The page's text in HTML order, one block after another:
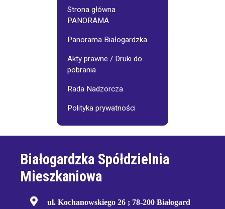
Strona główna
PANORAMA
Panorama Białogardzka
Akty prawne / Druki do
pobrania
Rada Nadzorcza
Polityka prywatności
Białogardzka Spółdzielnia
Mieszkaniowa
ul. Kochanowskiego 26 ; 78-200 Białogard